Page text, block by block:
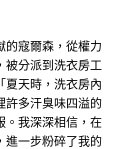
的寇爾森，從權力
被分派到洗衣房工
夏天時，洗衣房內
許多汗臭味四溢的
。我深深相信，在
進一步粉碎了我的